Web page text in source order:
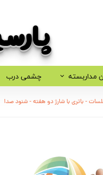
مداربسته چشمی درب
- باتری با شارژ دو هفته - شنود صدا